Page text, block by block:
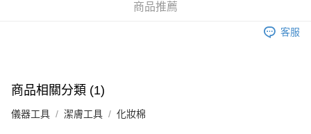
相關說明
銀行匯款 請將存款存到以下銀行帳戶，並於存款單據寫上訂單編號後電郵至
eshop@colourmix-cosmetics.com** **我們不會處理沒有提供存款單據的訂
送貨方式
商品推薦
客服
商品相關分類 (1)
儀器工具 潔膚工具 化妝棉